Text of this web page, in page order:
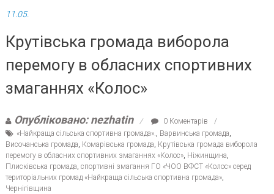
11.05.
Крутівська громада виборола
перемогу в обласних спортивних
змаганнях «Колос»
Опубліковано: nezhatin
0 Коментарів
«Найкраща сільська спортивна громада»., Варвинська громада,
Височанська громада, Комарівська громада, Крутівська громада виборола
перемогу в обласних спортивних змаганнях «Колос», Ніжинщина,
Плисківська громада, спортивні змагання ГО «ЧОО ВФСТ «Колос» серед
територіальних громад «Найкраща сільська спортивна громада»,
Чернігівщина